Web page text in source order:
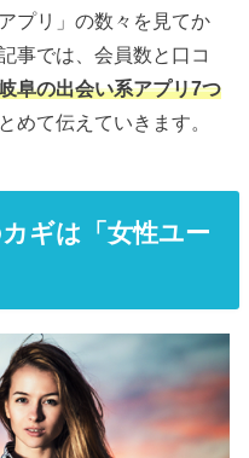
プリ」の数々を見てか
事では、会員数と口コ
阜の出会い系アプリ7つ
めて伝えていきます。
ギは「女性ユー